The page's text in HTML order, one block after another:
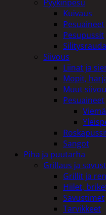
Pyykinpesu
Kuivaus
Pesuaineet
Pesupussit
Siivous
Liinat ja
Mopit,
Muut
Pesuaineet
Sangot
Piha ja puutarha
Grillaus ja
Grillit ja
Hiilet,
Savustimet
Tarvikkeet